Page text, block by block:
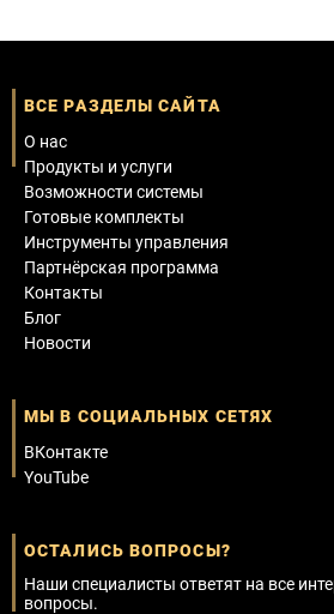
ВСЕ РАЗДЕЛЫ САЙТА
О нас
Продукты и услуги
Возможности системы
Готовые комплекты
Инструменты управления
Партнёрская программа
Контакты
Блог
Новости
МЫ В СОЦИАЛЬНЫХ СЕТЯХ
ВКонтакте
YouTube
ОСТАЛИСЬ ВОПРОСЫ?
Наши специалисты ответят на все
вопросы.